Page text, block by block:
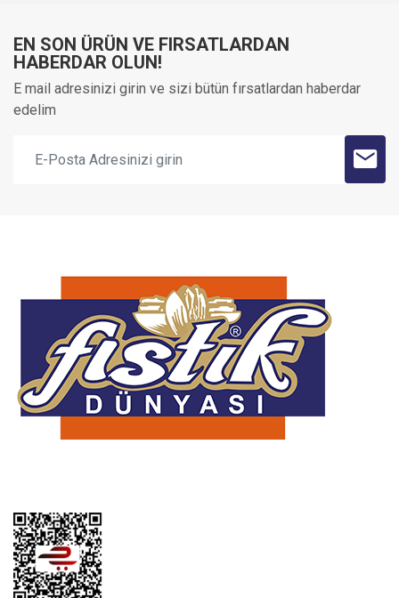
Oylama
EN SON ÜRÜN VE FIRSATLARDAN
HABERDAR OLUN!
E mail adresinizi girin ve sizi bütün fırsatlardan haberdar
edelim